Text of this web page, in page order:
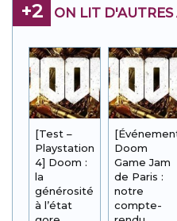
+2 ON LIT D'AUTRES
[Test –
Playstation
4] Doom :
la
générosité
à l’état
[Événement]
Doom
Game Jam
de Paris :
notre
compte-